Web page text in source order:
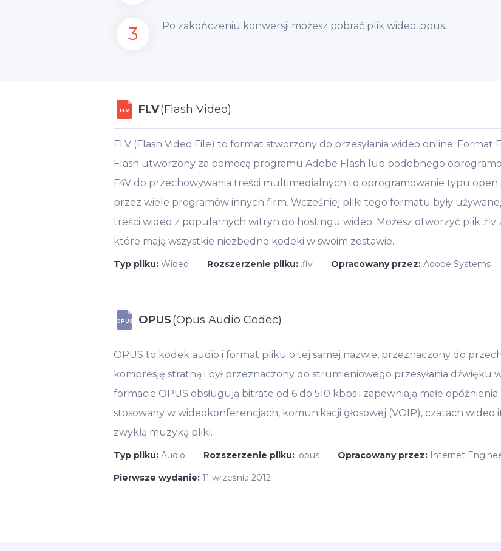
3 Po zakończeniu konwersji możesz pobrać plik wideo .opus.
FLV FLV(Flash Video)
FLV (Flash Video File) to format stworzony do przesyłania wideo online.
Flash utworzony za pomocą programu Adobe Flash lub podobnego
F4V do przechowywania treści multimedialnych to oprogramowanie typu open
przez wiele programów innych firm. Wcześniej pliki tego formatu były
treści wideo z popularnych witryn do hostingu wideo. Możesz otworzyć plik
które mają wszystkie niezbędne kodeki w swoim zestawie.
Typ pliku: Wideo Rozszerzenie pliku: .flv Opracowany przez: Adobe Systems
OPUS OPUS(Opus Audio Codec)
OPUS to kodek audio i format pliku o tej samej nazwie, przeznaczony do
kompresję stratną i był przeznaczony do strumieniowego przesyłania dźwięku
formacie OPUS obsługują bitrate od 6 do 510 kbps i zapewniają małe
stosowany w wideokonferencjach, komunikacji głosowej (VOIP), czatach wideo
zwykłą muzyką pliki.
Typ pliku: Audio Rozszerzenie pliku: .opus Opracowany przez: Internet
Pierwsze wydanie: 11 września 2012